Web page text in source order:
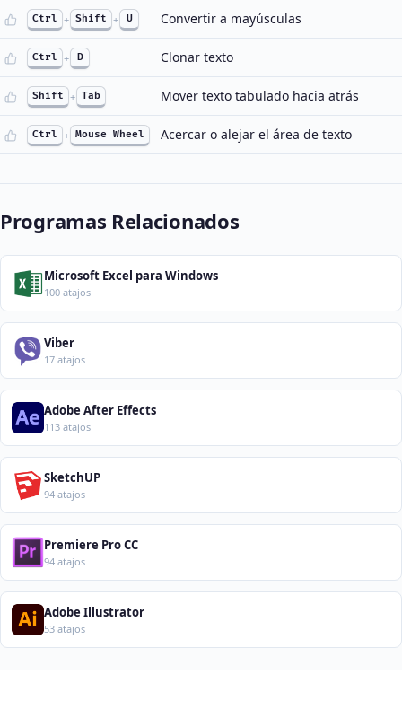
Ctrl + Shift + U Convertir a mayúsculas
Ctrl + D Clonar texto
Shift + Tab Mover texto tabulado hacia atrás
Ctrl + Mouse Wheel Acercar o alejar el área de texto
Programas Relacionados
Microsoft Excel para Windows
100 atajos
Viber
17 atajos
Adobe After Effects
113 atajos
SketchUP
94 atajos
Premiere Pro CC
94 atajos
Adobe Illustrator
53 atajos